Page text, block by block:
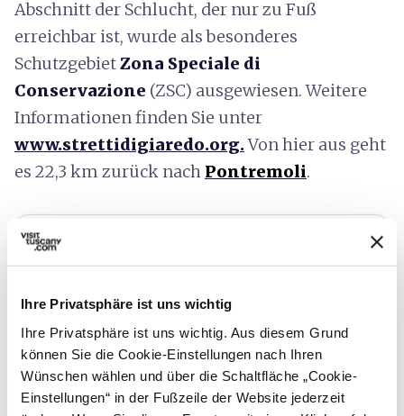
Ihre Privatsphäre ist uns wichtig
Ihre Privatsphäre ist uns wichtig. Aus diesem Grund
können Sie die Cookie-Einstellungen nach Ihren
Wünschen wählen und über die Schaltfläche „Cookie-
Einstellungen“ in der Fußzeile der Website jederzeit
Abschnitt der Schlucht, der nur zu Fuß
erreichbar ist, wurde als besonderes
SchutzgebietZona Speciale di
Conservazione (ZSC) ausgewiesen. Weitere
Informationen finden Sie unter
www.strettidigiaredo.org.Von hier aus geht
es 22,3 km zurück nach Pontremoli.